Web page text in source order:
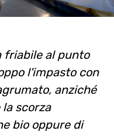
friabile al punto
l'impasto con
anziché
scorza
bio oppure di